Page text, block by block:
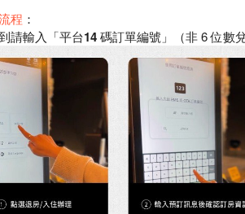
程 ：
請輸入「平台14 碼訂單編號 」（非 6 位數